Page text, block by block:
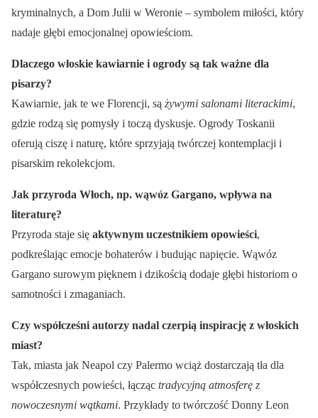
kryminalnych, a Dom Julii w Weronie – symbolem miłości, który
nadaje głębi emocjonalnej opowieściom.
Dlaczego włoskie kawiarnie i ogrody są tak ważne dla
pisarzy?
Kawiarnie, jak te we Florencji, są żywymi salonami literackimi,
gdzie rodzą się pomysły i toczą dyskusje. Ogrody Toskanii
oferują ciszę i naturę, które sprzyjają twórczej kontemplacji i
pisarskim rekolekcjom.
Jak przyroda Włoch, np. wąwóz Gargano, wpływa na
literaturę?
Przyroda staje się aktywnym uczestnikiem opowieści,
podkreślając emocje bohaterów i budując napięcie. Wąwóz
Gargano surowym pięknem i dzikością dodaje głębi historiom o
samotności i zmaganiach.
Czy współcześni autorzy nadal czerpią inspirację z włoskich
miast?
Tak, miasta jak Neapol czy Palermo wciąż dostarczają tła dla
współczesnych powieści, łącząc tradycyjną atmosferę z
nowoczesnymi wątkami. Przykłady to twórczość Donny Leon